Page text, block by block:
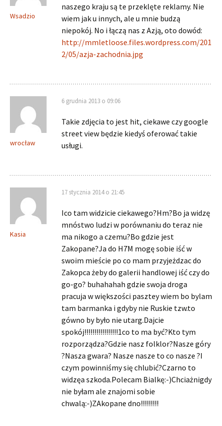
Wsadzio
naszego kraju są te przeklęte reklamy. Nie
wiem jak u innych, ale u mnie budzą
niepokój. No i łączą nas z Azją, oto dowód:
http://mmletloose.files.wordpress.com/201
2/05/azja-zachodnia.jpg
wrocław
6 grudnia 2013 o 09:06
Takie zdjęcia to jest hit, ciekawe czy google
street view będzie kiedyś oferować takie
usługi.
Kasia
17 stycznia 2014 o 21:45
Ico tam widzicie ciekawego?Hm?Bo ja widzę
mnóstwo ludzi w porównaniu do teraz nie
ma nikogo a czemu?Bo gdzie jest
Zakopane?Ja do H7M mogę sobie iść w
swoim mieście po co mam przyjeżdzac do
Zakopca żeby do galerii handlowej iść czy do
go-go? buhahahah gdzie swoja droga
pracuja w większości pasztey wiem bo bylam
tam barmanka i gdyby nie Ruskie tzw.to
gówno by było nie utarg.Dajcie
spokój!!!!!!!!!!!!!!!!!1co to ma być?Kto tym
rozporządza?Gdzie nasz folklor?Nasze góry
?Nasza gwara? Nasze nasze to co nasze ?I
czym powinniśmy się chlubić?Czarno to
widzęa szkoda.Polecam Bialkę:-)Chciażnigdy
nie byłam ale znajomi sobie
chwalą:-)ZAkopane dno!!!!!!!!!